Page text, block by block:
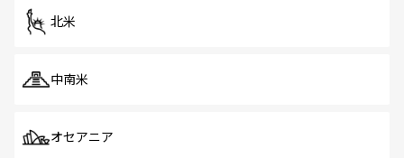
北米
中南米
オセアニア